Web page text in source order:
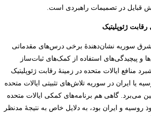
قبایل در تصمیمات راهبردی است.
ژئوپلیتیک
سوریه نشان‌دهندۀ برخی درس‌های مقدماتی
و پیچیدگی‌های استفاده از کمک‌های ثبات‌ساز
منافع ایالات متحده در زمینۀ رقابت ژئوپلیتیک
یا ایران در سوریه تلاش‌های تثبیتی ایالات متحده
می‌برد. گاهی هم برنامه‌های کمکی ایالات متحده
و ایران بود، به دلایل خاص به نتیجۀ مدنظر